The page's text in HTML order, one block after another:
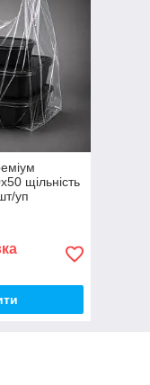
щільність
уп